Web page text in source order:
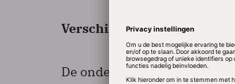
Verschil tussen DDoS een
De onderzoekers maken